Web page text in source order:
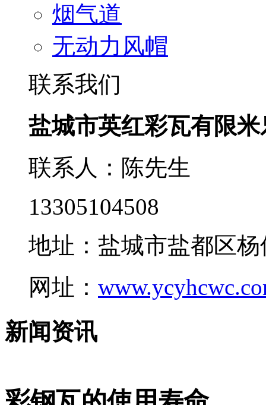
烟气道
无动力风帽
联系我们
盐城市英红彩瓦有限
联系人：陈先生
13305104508
地址：盐城市盐都区
网址：
新闻资讯